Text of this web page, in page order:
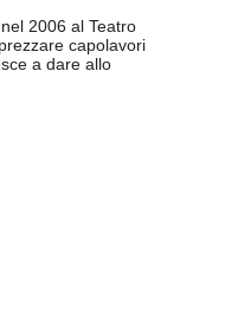
2006 al Teatro
capolavori
a dare allo